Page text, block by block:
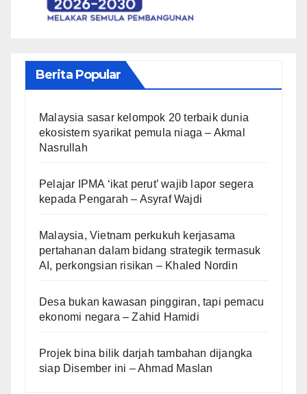
Berita Popular
Malaysia sasar kelompok 20 terbaik dunia
ekosistem syarikat pemula niaga – Akmal
Nasrullah
Pelajar IPMA ‘ikat perut’ wajib lapor segera
kepada Pengarah – Asyraf Wajdi
Malaysia, Vietnam perkukuh kerjasama
pertahanan dalam bidang strategik termasuk
AI, perkongsian risikan – Khaled Nordin
Desa bukan kawasan pinggiran, tapi pemacu
ekonomi negara – Zahid Hamidi
Projek bina bilik darjah tambahan dijangka
siap Disember ini – Ahmad Maslan